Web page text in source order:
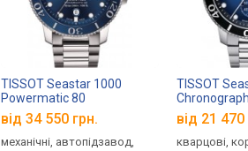
TISSOT Seastar 1000
Powermatic 80
T120.407.11.041.03
від 34 550 грн.
механічні, автопідзавод,
TISSOT
Chronograph
від 21 470
кварцові,